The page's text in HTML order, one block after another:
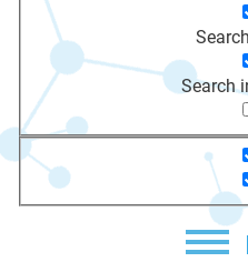
Search